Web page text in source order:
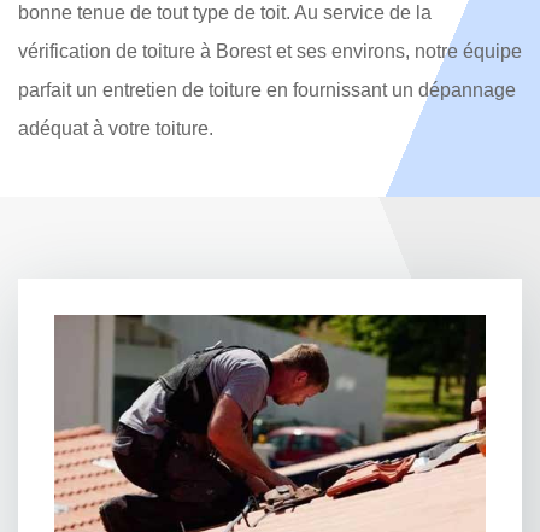
bonne tenue de tout type de toit. Au service de la
vérification de toiture à Borest et ses environs, notre équipe
parfait un entretien de toiture en fournissant un dépannage
adéquat à votre toiture.